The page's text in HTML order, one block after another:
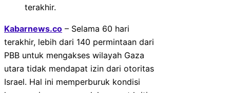
terakhir.
Kabarnews.co – Selama 60 hari
terakhir, lebih dari 140 permintaan dari
PBB untuk mengakses wilayah Gaza
utara tidak mendapat izin dari otoritas
Israel. Hal ini memperburuk kondisi